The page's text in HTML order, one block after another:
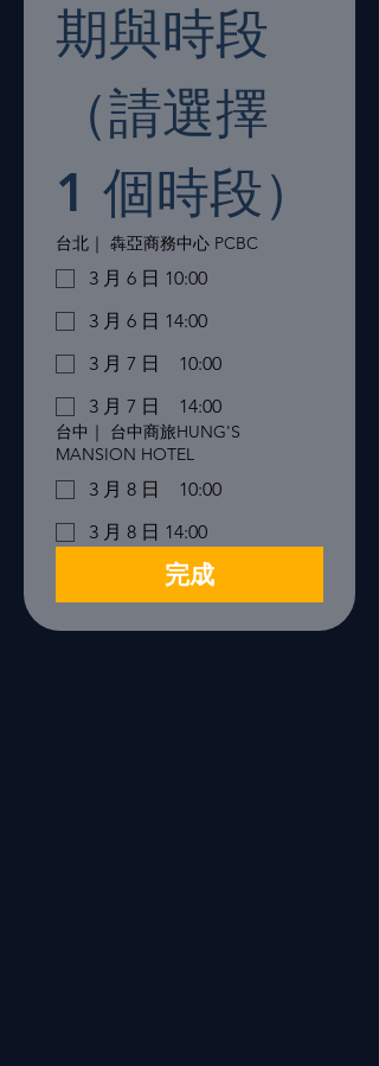
期與時段
（請選擇
1 個時段）
台北｜ 犇亞商務中心 PCBC
3 月 6 日 10:00
3 月 6 日 14:00
3 月 7 日 10:00
3 月 7 日 14:00
台中｜ 台中商旅HUNG'S
MANSION HOTEL
3 月 8 日 10:00
3 月 8 日 14:00
完成